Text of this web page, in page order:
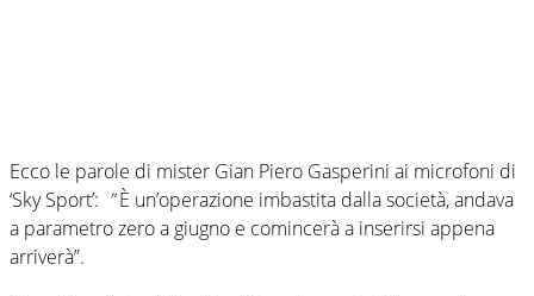
Ecco le parole di mister Gian Piero Gasperini ai microfoni di
‘Sky Sport’: ”È un’operazione imbastita dalla società, andava
a parametro zero a giugno e comincerà a inserirsi appena
arriverà”.